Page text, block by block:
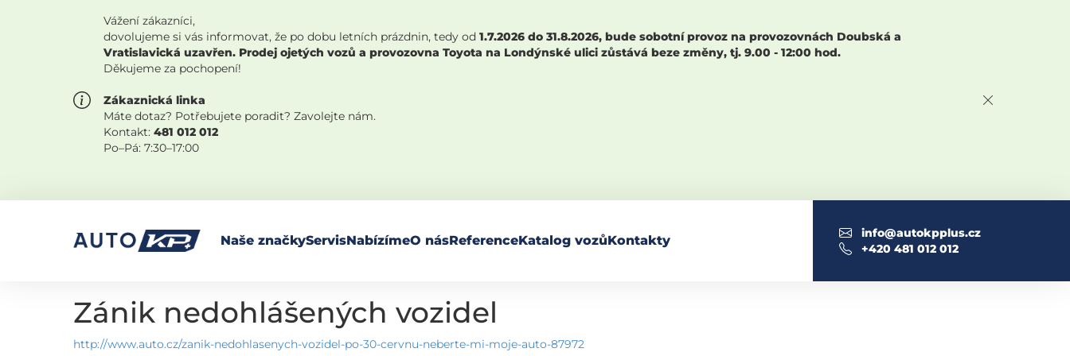
Vážení zákazníci,
dovolujeme si vás informovat, že po dobu letních prázdnin, tedy od 1.7.2026 do 31.8.2026, bude sobotní provoz na provozovnách Doubská a
Vratislavická uzavřen. Prodej ojetých vozů a provozovna Toyota na Londýnské ulici zůstává beze změny, tj. 9.00 - 12:00 hod.
Děkujeme za pochopení!
Zákaznická linka
Máte dotaz? Potřebujete poradit? Zavolejte nám.
Kontakt: 481 012 012
Po–Pá: 7:30–17:00
Naše značkyServisNabízímeO násReferenceKatalog vozůKontakty
info@autokpplus.cz
+420 481 012 012
Zánik nedohlášených vozidel
http://www.auto.cz/zanik-nedohlasenych-vozidel-po-30-cervnu-neberte-mi-moje-auto-87972